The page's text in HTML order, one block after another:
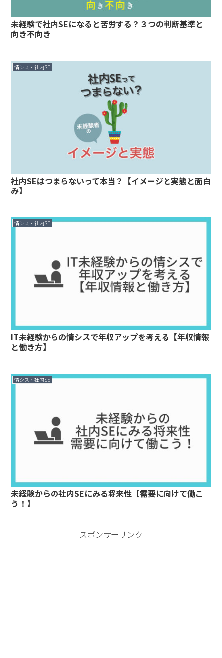
未経験で社内SEになると苦労する？３つの判断基準と
向き不向き
情シス・社内SE
社内SEはつまらないって本当？【イメージと実態と面白
み】
情シス・社内SE
IT未経験からの情シスで年収アップを考える【年収情報
と働き方】
情シス・社内SE
未経験からの社内SEにみる将来性【需要に向けて働こ
う！】
スポンサーリンク